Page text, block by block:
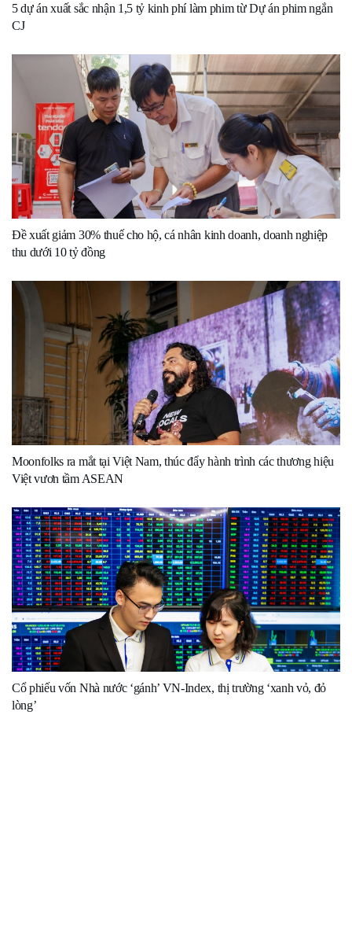
5 dự án xuất sắc nhận 1,5 tỷ kinh phí làm phim từ Dự án phim ngắn
CJ
Đề xuất giảm 30% thuế cho hộ, cá nhân kinh doanh, doanh nghiệp
thu dưới 10 tỷ đồng
Moonfolks ra mắt tại Việt Nam, thúc đẩy hành trình các thương hiệu
Việt vươn tầm ASEAN
Cổ phiếu vốn Nhà nước ‘gánh’ VN-Index, thị trường ‘xanh vỏ, đỏ
lòng’